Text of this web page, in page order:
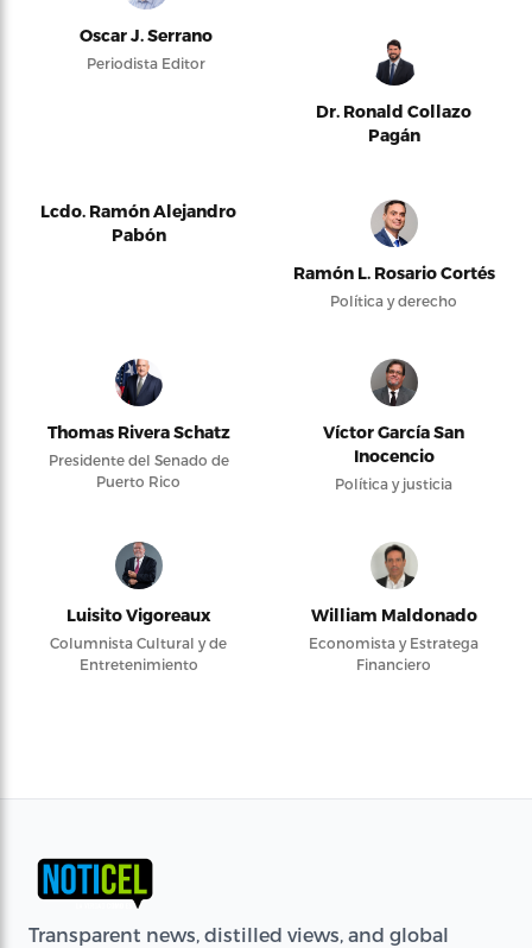
Oscar J. Serrano
Periodista Editor
Dr. Ronald Collazo
Pagán
Lcdo. Ramón Alejandro
Pabón
Ramón L. Rosario Cortés
Política y derecho
Thomas Rivera Schatz
Presidente del Senado de
Puerto Rico
Víctor García San
Inocencio
Política y justicia
Luisito Vigoreaux
Columnista Cultural y de
Entretenimiento
William Maldonado
Economista y Estratega
Financiero
Transparent news, distilled views, and global